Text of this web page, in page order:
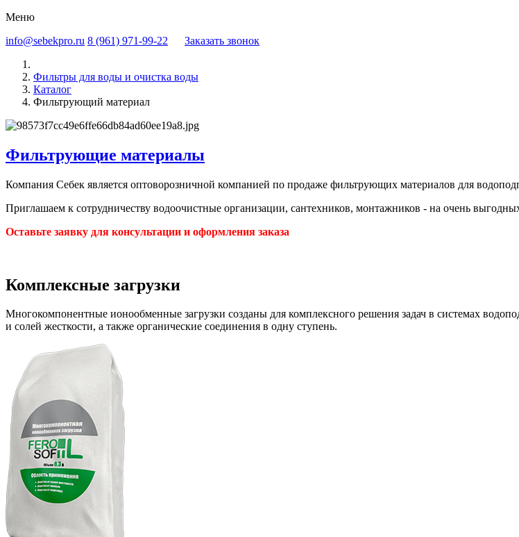
Меню
info@sebekpro.ru 8 (961) 971-99-22 Заказать звонок
Фильтры для воды и очистка воды
Каталог
Фильтрующий материал
Фильтрующие материалы
Компания Себек является оптоворозничной компанией по продаже фильтрующих материалов для
Приглашаем к сотрудничеству водоочистные организации, сантехников, монтажников - на очень
Оставьте заявку для консультации и оформления заказа
Комплексные загрузки
Многокомпонентные ионообменные загрузки созданы для комплексного решения задач в системах
и солей жесткости, а также органические соединения в одну ступень.